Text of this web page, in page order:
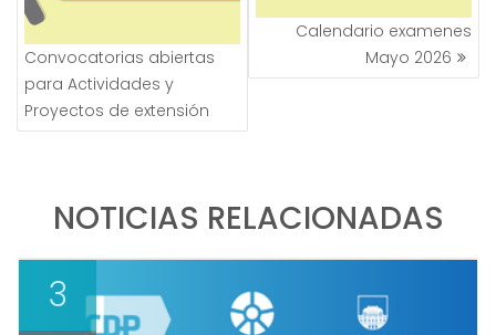
Convocatorias abiertas
para Actividades y
Proyectos de extensión
Calendario examenes
Mayo 2026
NOTICIAS RELACIONADAS
3